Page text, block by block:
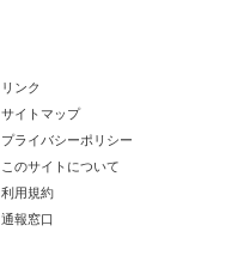
リンク
サイトマップ
プライバシーポリシー
このサイトについて
利用規約
通報窓口